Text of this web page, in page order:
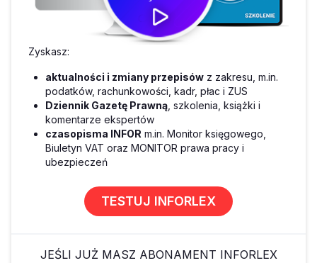
Zyskasz:
aktualności i zmiany przepisów z zakresu, m.in.
podatków, rachunkowości, kadr, płac i ZUS
Dziennik Gazetę Prawną , szkolenia, książki i
komentarze ekspertów
czasopisma INFOR m.in. Monitor księgowego,
Biuletyn VAT oraz MONITOR prawa pracy i
ubezpieczeń
TESTUJ INFORLEX
JEŚLI JUŻ MASZ ABONAMENT INFORLEX